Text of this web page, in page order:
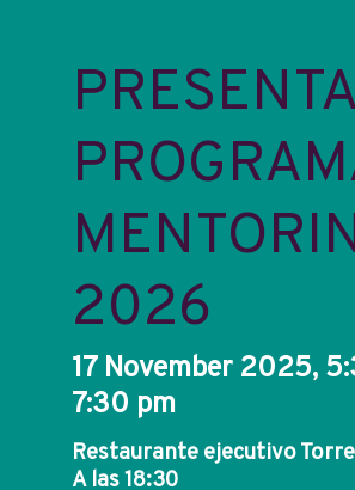
2026
17 November 2025,
7:30 pm
Restaurante ejecutivo
A las 18:30